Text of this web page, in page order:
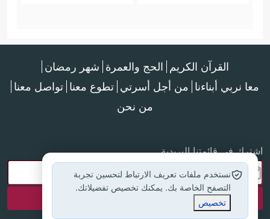
القرآن الكريم الحج والعمرة شهر رمضان
معا نربي أبناءنا من أجل أسرتي تطوع معنا تواصل معنا
من نحن
اشترك في قائمتنا البريدية
نستخدم ملفات تعريف الارتباط لتحسين تجربة
التصفح الخاصة بك. يمكنك تخصيص تفضيلاتك.
تخصيص